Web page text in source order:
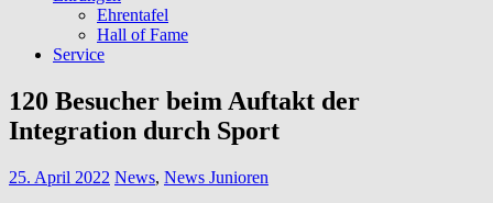
Ehrentafel
Hall of Fame
Service
120 Besucher beim Auftakt der
Integration durch Sport
25. April 2022 News, News Junioren